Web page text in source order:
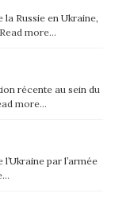
la Russie en Ukraine,
Read more…
récente au sein du
more…
par l’armée